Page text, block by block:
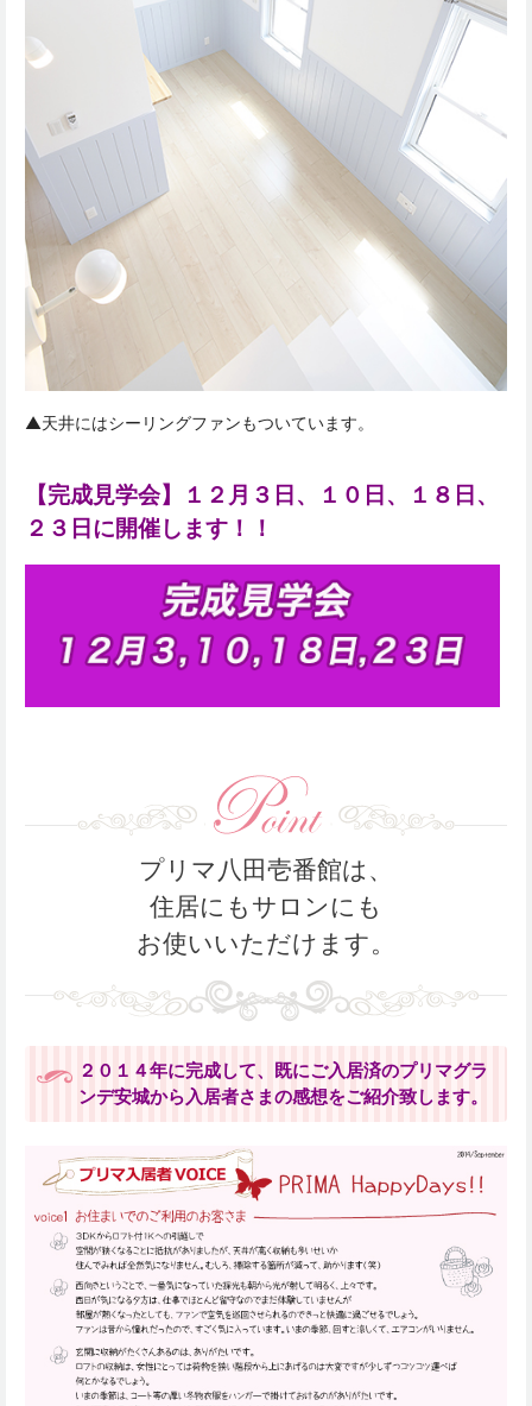
▲天井にはシーリングファンもついています。
【完成見学会】１２月３日、１０日、１８日、
２３日に開催します！！
プリマ八田壱番館は、
住居にもサロンにも
お使いいただけます。
２０１４年に完成して、既にご入居済のプリマグラ
ンデ安城から入居者さまの感想をご紹介致します。